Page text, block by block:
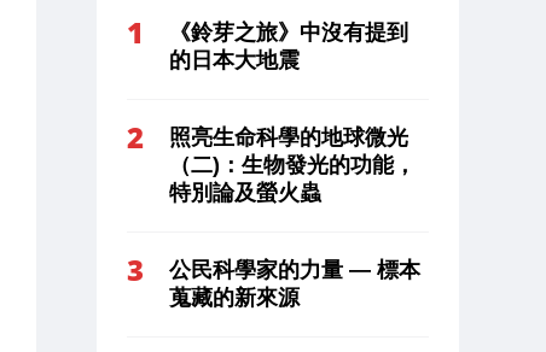
《鈴芽之旅》中沒有提到
的日本大地震
照亮生命科學的地球微光
（二)：生物發光的功能，
特別論及螢火蟲
公民科學家的力量 — 標本
蒐藏的新來源